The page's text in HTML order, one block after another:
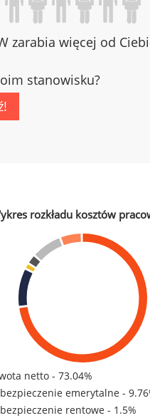
zarabia więcej od
stanowisku?
rozkładu kosztów
netto - 73.04%
emerytalne -
rentowe - 1.5%